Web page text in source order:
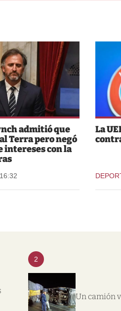
admitió que
Terra pero negó
intereses con la
16:32
La
2
Un camión